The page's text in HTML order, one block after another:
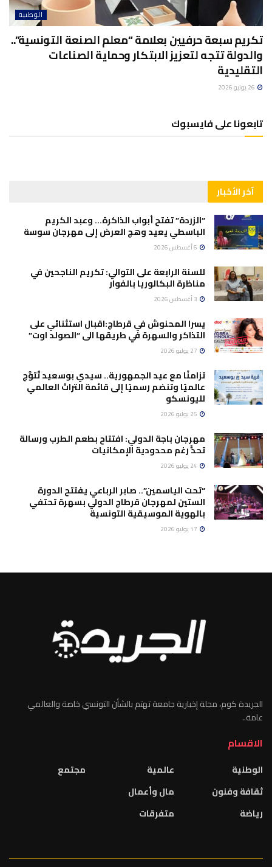
الوطنية
تكريم سبعة حرفيين بعلامة “معلم الصنعة التونسية”..
والدولة تتجه لتعزيز الابتكار وحماية الصناعات
التقليدية
تابعونا على فايسبوك
آخر الأخبار
“الزردة” تفتح أبواب الذاكرة… وعبد الكريم
الباسطي يعيد وهج العرض إلى مهرجان سوسة
للسنة الرابعة على التوالي: تكريم الناجحين في
مناظرة البكالوريا بالفوار
يسرا المحنوش في قرطاج:اقبال استثنائي على
التذاكر والسهرة في طريقها الى “الصولد اوت”
تزامنًا مع عيد الجمهورية.. سيدي بوسعيد تُتوَّج
عالميًا وتنضم رسميًا إلى قائمة التراث العالمي
لليونسكو
مهرجان باجة الدولي: افتتاح بطعم الطرب ورسالة
تحدٍّ رغم محدودية الإمكانيات
“تحت الياسمين”.. صابر الرباعي يفتتح الدورة
الستين لمهرجان قرطاج الدولي بسهرة تحتفي
بالهوية الموسيقية التونسية
الجريدة كوم، مجلة إخبارية جامعة تهتم بالشأن التونسي خاصة والعالمي
عامة..
الاقسام
الوطنية
ثقافة وفنون
رياضة
عالمية
مال وأعمال
متفرقات
مجتمع